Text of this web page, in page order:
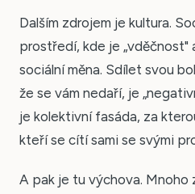
Dalším zdrojem je kultura.
prostředí, kde je „vděčnost"
sociální měna. Sdílet svou
že se vám nedaří, je
je kolektivní fasáda, za
kteří se cítí sami se svými
A pak je tu výchova. Mnoho